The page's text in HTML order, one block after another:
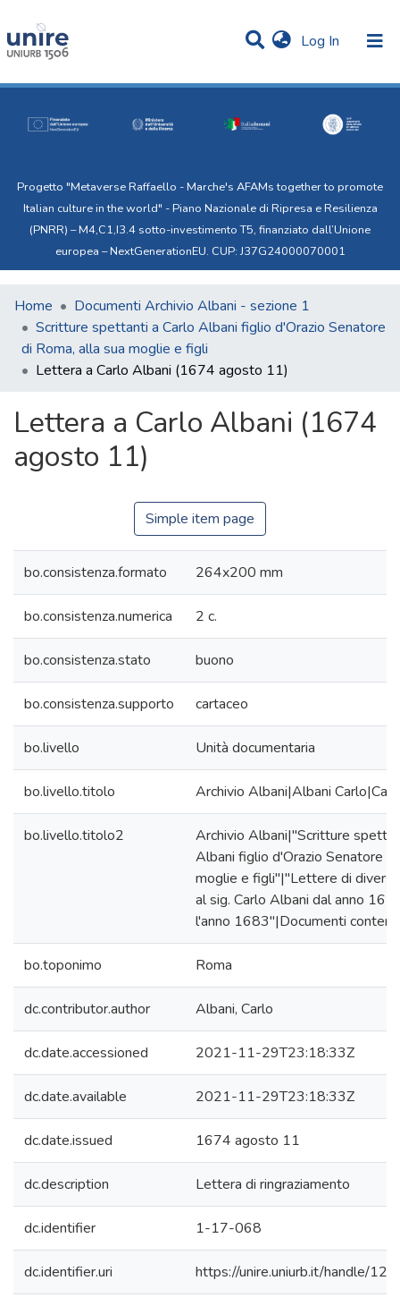
Log In (current)
Statistics
Progetto "Metaverse Raffaello - Marche's AFAMs together to promote
Italian culture in the world" - Piano Nazionale di Ripresa e Resilienza
(PNRR) – M4,C1,I3.4 sotto-investimento T5, finanziato dall’Unione
europea – NextGenerationEU. CUP: J37G24000070001
Home
Documenti Archivio Albani - sezione 1
Scritture spettanti a Carlo Albani figlio d'Orazio Senatore
di Roma, alla sua moglie e figli
Lettera a Carlo Albani (1674 agosto 11)
Lettera a Carlo Albani (1674
agosto 11)
Simple item page
bo.consistenza.formato 264x200 mm
bo.consistenza.numerica 2 c.
bo.consistenza.stato buono
bo.consistenza.supporto cartaceo
bo.livello Unità documentaria
bo.livello.titolo Archivio Albani|Albani
bo.livello.titolo2
Archivio Albani|"Scritture
Albani figlio d'Orazio Senatore
moglie e figli"|"Lettere di
al sig. Carlo Albani dal anno
l'anno 1683"|Documenti
bo.toponimo Roma
dc.contributor.author Albani, Carlo
dc.date.accessioned 2021-11-29T23:18:33Z
dc.date.available 2021-11-29T23:18:33Z
dc.date.issued 1674 agosto 11
dc.description Lettera di ringraziamento
dc.identifier 1-17-068
dc.identifier.uri https://unire.uniurb.it/handle/